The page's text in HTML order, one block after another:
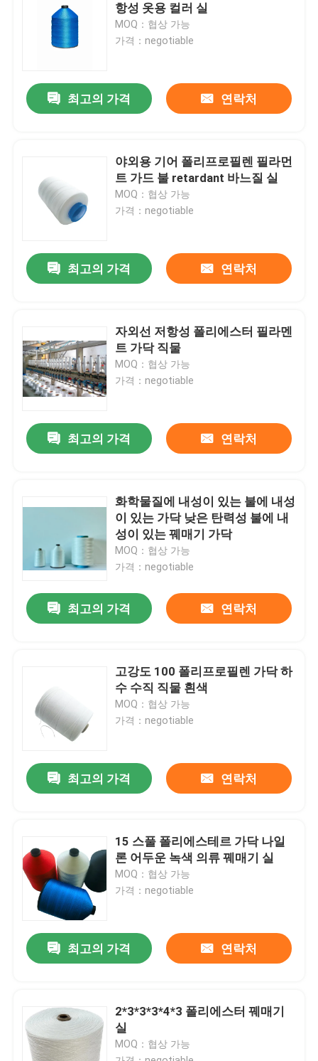
제품
비디오
우리 에 관한 것
품질 관리
저희와 연락
인용 을 요청 하십시오
고강력 폴리에스터 쓰레드
고강도 폴리에스터 필라멘트 실
항성 옷용 컬러 실
MOQ：협상 가능
가격：negotiable
최고의 가격 연락처
야외용 기어 폴리프로필렌 필라먼
트 가드 불 retardant 바느질 실
MOQ：협상 가능
가격：negotiable
최고의 가격 연락처
자외선 저항성 폴리에스터 필라멘
트 가닥 직물
MOQ：협상 가능
가격：negotiable
최고의 가격 연락처
화학물질에 내성이 있는 불에 내성
이 있는 가닥 낮은 탄력성 불에 내
성이 있는 꿰매기 가닥
MOQ：협상 가능
가격：negotiable
최고의 가격 연락처
고강도 100 폴리프로필렌 가닥 하
수 수직 직물 흰색
MOQ：협상 가능
가격：negotiable
최고의 가격 연락처
15 스풀 폴리에스테르 가닥 나일
론 어두운 녹색 의류 꿰매기 실
MOQ：협상 가능
가격：negotiable
최고의 가격 연락처
2*3*3*3*4*3 폴리에스터 꿰매기
실
MOQ：협상 가능